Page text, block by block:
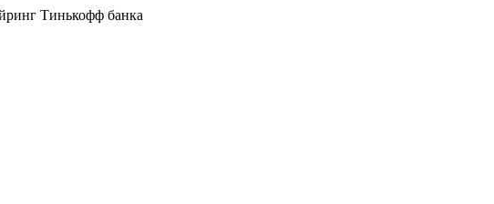
Тинькофф банка